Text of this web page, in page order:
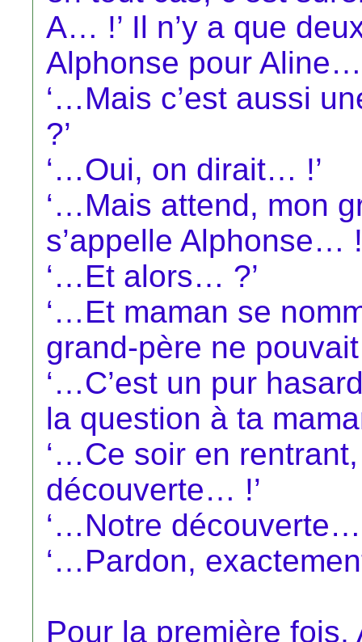
A… !’ Il n’y a que
Alphonse pour
‘…Mais c’est aussi
?’
‘…Oui, on dirait… !’
‘…Mais attend, mon
s’appelle Alphonse…
‘…Et alors… ?’
‘…Et maman se
grand-père ne
‘…C’est un pur
la question à ta
‘…Ce soir en
découverte… !’
‘…Notre découverte…
‘…Pardon,
Pour la première